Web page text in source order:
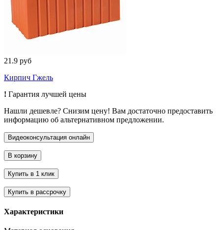
21.9 руб
Кирпич Гжель
! Гарантия лучшей цены
Нашли дешевле? Снизим цену! Вам достаточно предоставить
информацию об альтернативном предложении.
Характеристики